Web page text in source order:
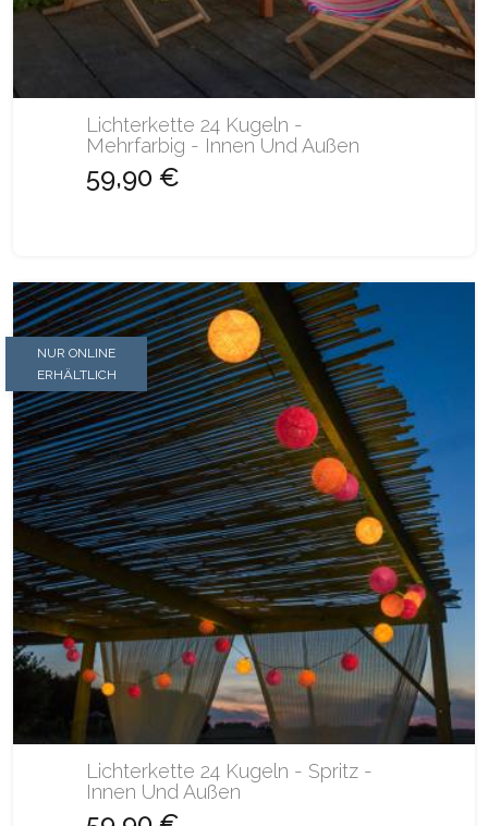
Lichterkette 24 Kugeln -
Mehrfarbig - Innen Und Außen
59,90 €
NUR ONLINE
ERHÄLTLICH
Lichterkette 24 Kugeln - Spritz -
Innen Und Außen